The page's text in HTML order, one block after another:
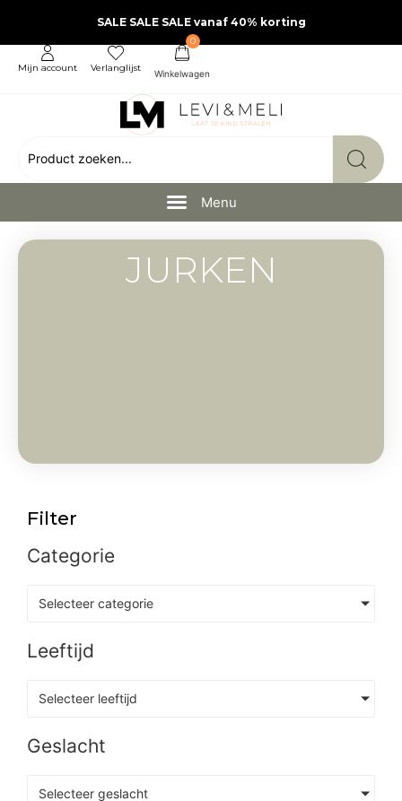
SALE SALE SALE vanaf 40% korting
Mijn account Verlanglijst
0
JURKEN
Filter
Categorie
Selecteer categorie
Leeftijd
Selecteer leeftijd
Geslacht
Selecteer geslacht